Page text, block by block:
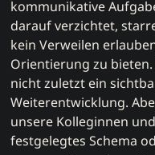
kommunikative
darauf verzichtet,
kein Verweilen
Orientierung zu
nicht zuletzt ein
Weiterentwicklung.
unsere Kolleginnen
festgelegtes Schema